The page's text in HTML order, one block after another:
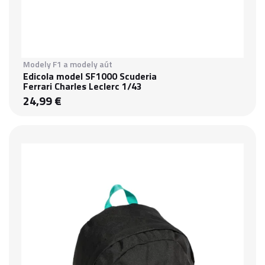
Modely F1 a modely aút
Edicola model SF1000 Scuderia
Ferrari Charles Leclerc 1/43
24,99 €